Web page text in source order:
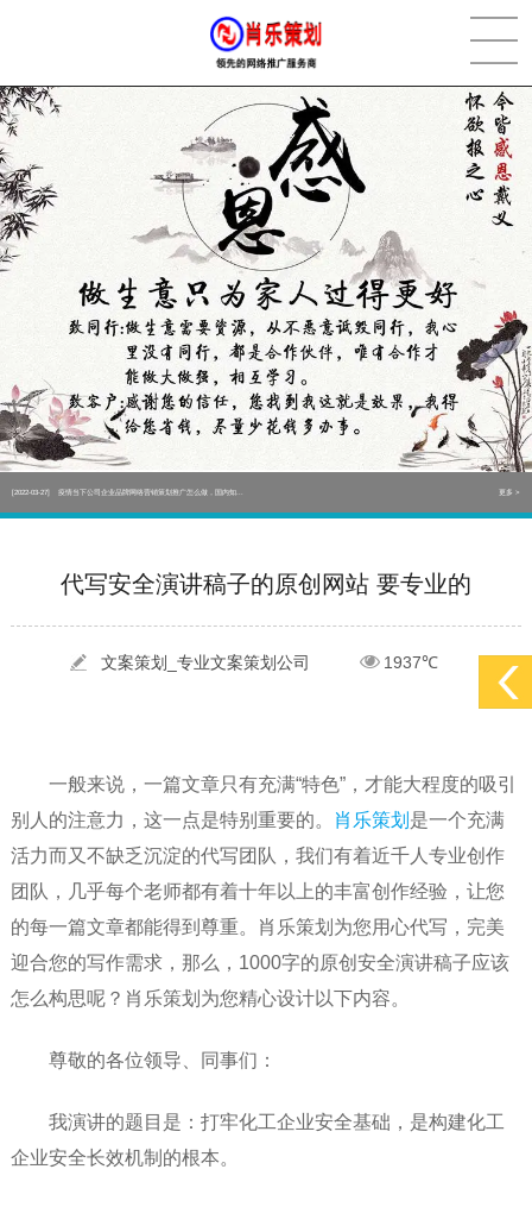
[2022-05-29] 实体门店如何做网络推广吸引客户，实体店网络营销技巧... 更多 >
[2022-05-04] 污水处理设备厂家产品如何做网络推广（污水处理项目网... 更多 >
[2022-03-27] 疫情当下公司企业品牌网络营销策划推广怎么做，国内知... 更多 >
实体门店如何做网络推广吸引客户，实体店网络营销技巧...
疫情当下公司企业品牌网络营销策划推广怎么做，国内知... 更多 >
代写安全演讲稿子的原创网站 要专业的
文案策划_专业文案策划公司 1937℃
一般来说，一篇文章只有充满“特色”，才能大程度的吸引
别人的注意力，这一点是特别重要的。
肖乐策划 是一个充满
活力而又不缺乏沉淀的代写团队，我们有着近千人专业创作
团队，几乎每个老师都有着十年以上的丰富创作经验，让您
的每一篇文章都能得到尊重。肖乐策划为您用心代写，完美
迎合您的写作需求，那么，1000字的原创安全演讲稿子应该
怎么构思呢？肖乐策划为您精心设计以下内容。
尊敬的各位领导、同事们：
我演讲的题目是：打牢化工企业安全基础，是构建化工
企业安全长效机制的根本。